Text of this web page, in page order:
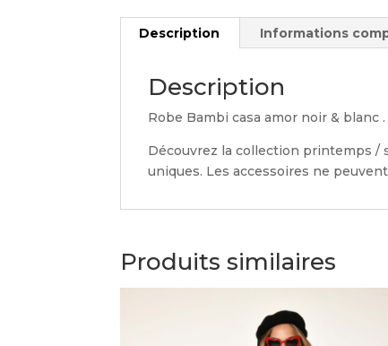
Description Informations
Description
Robe Bambi casa amor noir & blanc
Découvrez la collection printemps /
uniques. Les accessoires ne
Produits similaires